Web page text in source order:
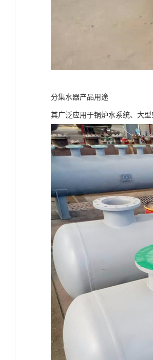
分集水器产品用途
其广泛应用于锅炉水系统、大